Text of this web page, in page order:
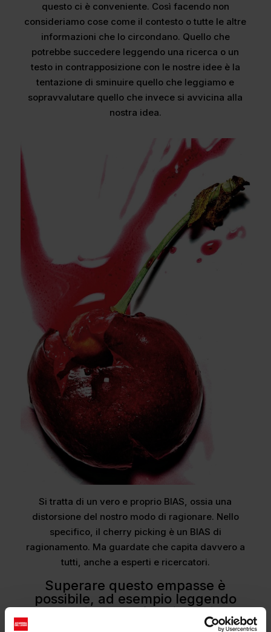
questo ci è conveniente. Così facendo non
consideriamo cose come il contesto o tutte le altre
informazioni che lo circondano. Quello che
potrebbe succedere leggendo una ricerca o un
testo in contrapposizione con le nostre idee è la
tentazione di sminuire quello che leggiamo e
sopravvalutare quello che invece si avvicina alla
nostra idea.
Si tratta di un vero e proprio BIAS, ossia una
distorsione del nostro modo di ragionare. Nello
specifico, il cherry picking è un BIAS di
ragionamento. Ma guardate che capita davvero a
tutti, anche a esperti e ricercatori.
Superare questo empasse è
possibile, ad esempio leggendo
tutte le ricerche, focalizzarsi con
attenzione proprio su quello che va